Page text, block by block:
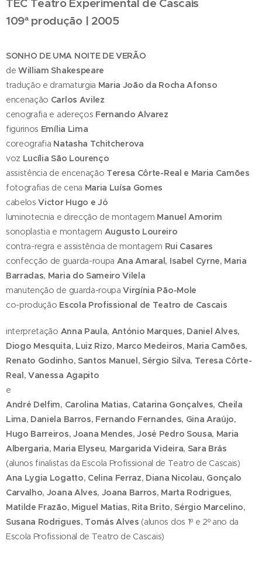
TEC Teatro Experimental de Cascais
109ª produção | 2005
SONHO DE UMA NOITE DE VERÃO
de William Shakespeare
tradução e dramaturgia Maria João da Rocha Afonso
encenação Carlos Avilez
cenografia e adereços Fernando Alvarez
figurinos Emília Lima
coreografia Natasha Tchitcherova
voz Lucília São Lourenço
assistência de encenação Teresa Côrte-Real e Maria Camões
fotografias de cena Maria Luísa Gomes
cabelosVictor Hugo e Jó
luminotecnia e direcção de montagem Manuel Amorim
sonoplastia e montagem Augusto Loureiro
contra-regra e assistência de montagem Rui Casares
confecção de guarda-roupa Ana Amaral, Isabel Cyrne, Maria
Barradas, Maria do Sameiro Vilela
manutenção de guarda-roupaVirgínia Pão-Mole
co-produção Escola Profissional de Teatro de Cascais
interpretação Anna Paula, António Marques, Daniel Alves,
Diogo Mesquita, Luiz Rizo, Marco Medeiros, Maria Camões,
Renato Godinho, Santos Manuel, Sérgio Silva, Teresa Côrte-
Real, Vanessa Agapito
e
André Delfim, Carolina Matias, Catarina Gonçalves, Cheila
Lima, Daniela Barros, Fernando Fernandes, Gina Araújo,
Hugo Barreiros, Joana Mendes, José Pedro Sousa, Maria
Albergaria, Maria Elyseu, Margarida Videira, Sara Brás
(alunos finalistas da Escola Profissional de Teatro de Cascais)
Ana Lygia Logatto, Celina Ferraz, Diana Nicolau, Gonçalo
Carvalho, Joana Alves, Joana Barros, Marta Rodrigues,
Matilde Frazão, Miguel Matias, Rita Brito, Sérgio Marcelino,
Susana Rodrigues, Tomás Alves (alunos dos 1º e 2º ano da
Escola Profissional de Teatro de Cascais)